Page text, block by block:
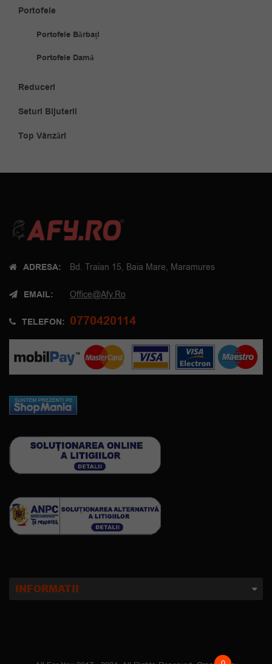
Portofele
Portofele Bărbați
Portofele Damă
Reduceri
Seturi Bijuterii
Top Vânzări
ADRESA: Bd. Traian 15, Baia Mare, Maramures
EMAIL: Office@afy.ro
TELEFON: 0770420114
INFORMATII